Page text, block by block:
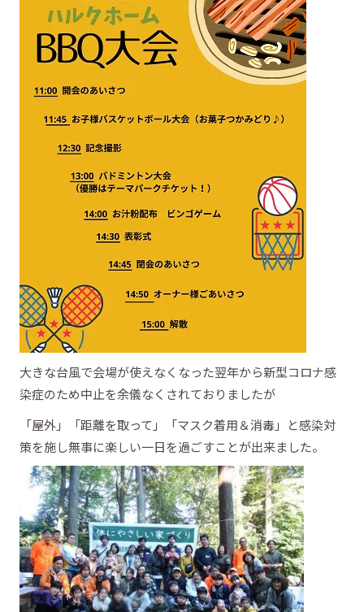
大きな台風で会場が使えなくなった翌年から新型コロナ感
染症のため中止を余儀なくされておりましたが
「屋外」「距離を取って」「マスク着用＆消毒」と感染対
策を施し無事に楽しい一日を過ごすことが出来ました。